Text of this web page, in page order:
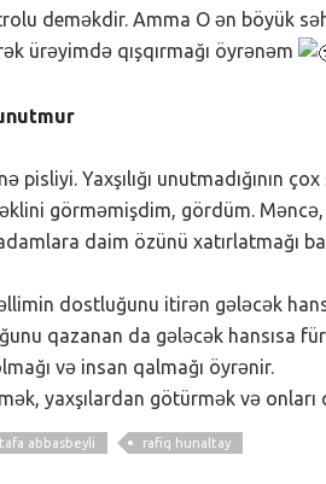
deməkdir. Amma O ən böyük
ürəyimdə qışqırmağı öyrənəm
nə pisliyi. Yaxşılığı
görməmişdim, gördüm.
daim özünü xatırlatmağı
dostluğunu itirən gələcək
qazanan da gələcək hansısa
və insan qalmağı öyrənir.
yaxşılardan götürmək və
abbasbeyli rafiq hunaltay